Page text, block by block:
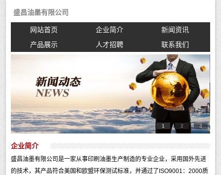
盛昌油墨有限公司
网站首页 企业简介
新闻资讯
产品展示
人才招聘 联系我们
1 2 3
企业简介
盛昌油墨有限公司是一家从事印刷油墨生产制造的专业企业，采用国外先进
的技术，其产品符合美国和欧盟环保测试标准，并通过了ISO9001：2000质